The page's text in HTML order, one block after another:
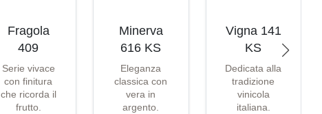
Fragola
409
Serie vivace
con finitura
che ricorda il
frutto.
Minerva
616 KS
Eleganza
classica con
vera in
argento.
Vigna 141
KS
Dedicata alla
tradizione
vinicola
italiana.